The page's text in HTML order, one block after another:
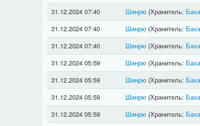
31.12.2024 07:40
Шинрю(Хранитель:
31.12.2024 07:40
Шинрю(Хранитель:
31.12.2024 07:40
Шинрю(Хранитель:
31.12.2024 05:59
Шинрю(Хранитель:
31.12.2024 05:59
Шинрю(Хранитель:
31.12.2024 05:59
Шинрю(Хранитель:
31.12.2024 05:59
Шинрю(Хранитель: